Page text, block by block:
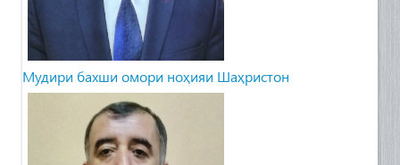
Мудири бахши омори ноҳияи Шаҳристон